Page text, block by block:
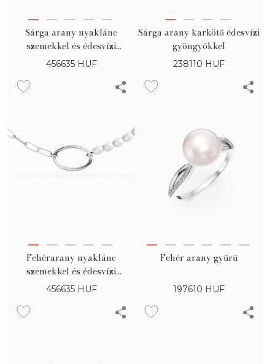
Sárga arany nyaklánc
szemekkel és édesvízi
gyöngyökkel
456635 HUF
Sárga arany karkötő édesvízi
gyöngyökkel
238110 HUF
Fehérarany nyaklánc
szemekkel és édesvízi
gyöngyökkel
456635 HUF
Fehér arany gyűrű
197610 HUF